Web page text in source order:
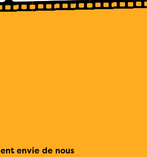
envie de nous